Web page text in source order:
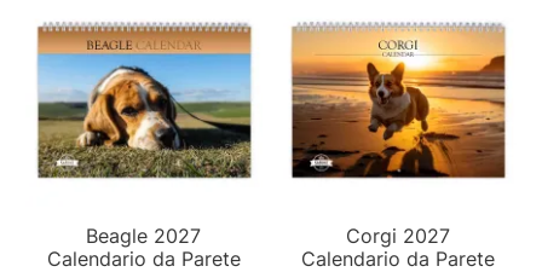
Beagle 2027
Calendario da Parete
Corgi 2027
Calendario da Parete